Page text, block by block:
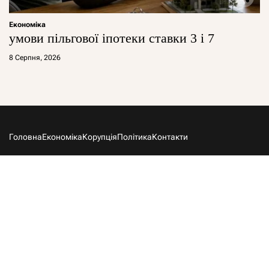
Економіка
умови пільгової іпотеки ставки 3 і 7
8 Серпня, 2026
ГоловнаЕкономікаКорупціяПолітикаКонтакти